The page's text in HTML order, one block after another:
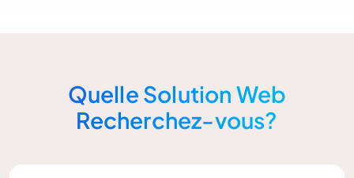
Quelle Solution Web
Recherchez-vous?